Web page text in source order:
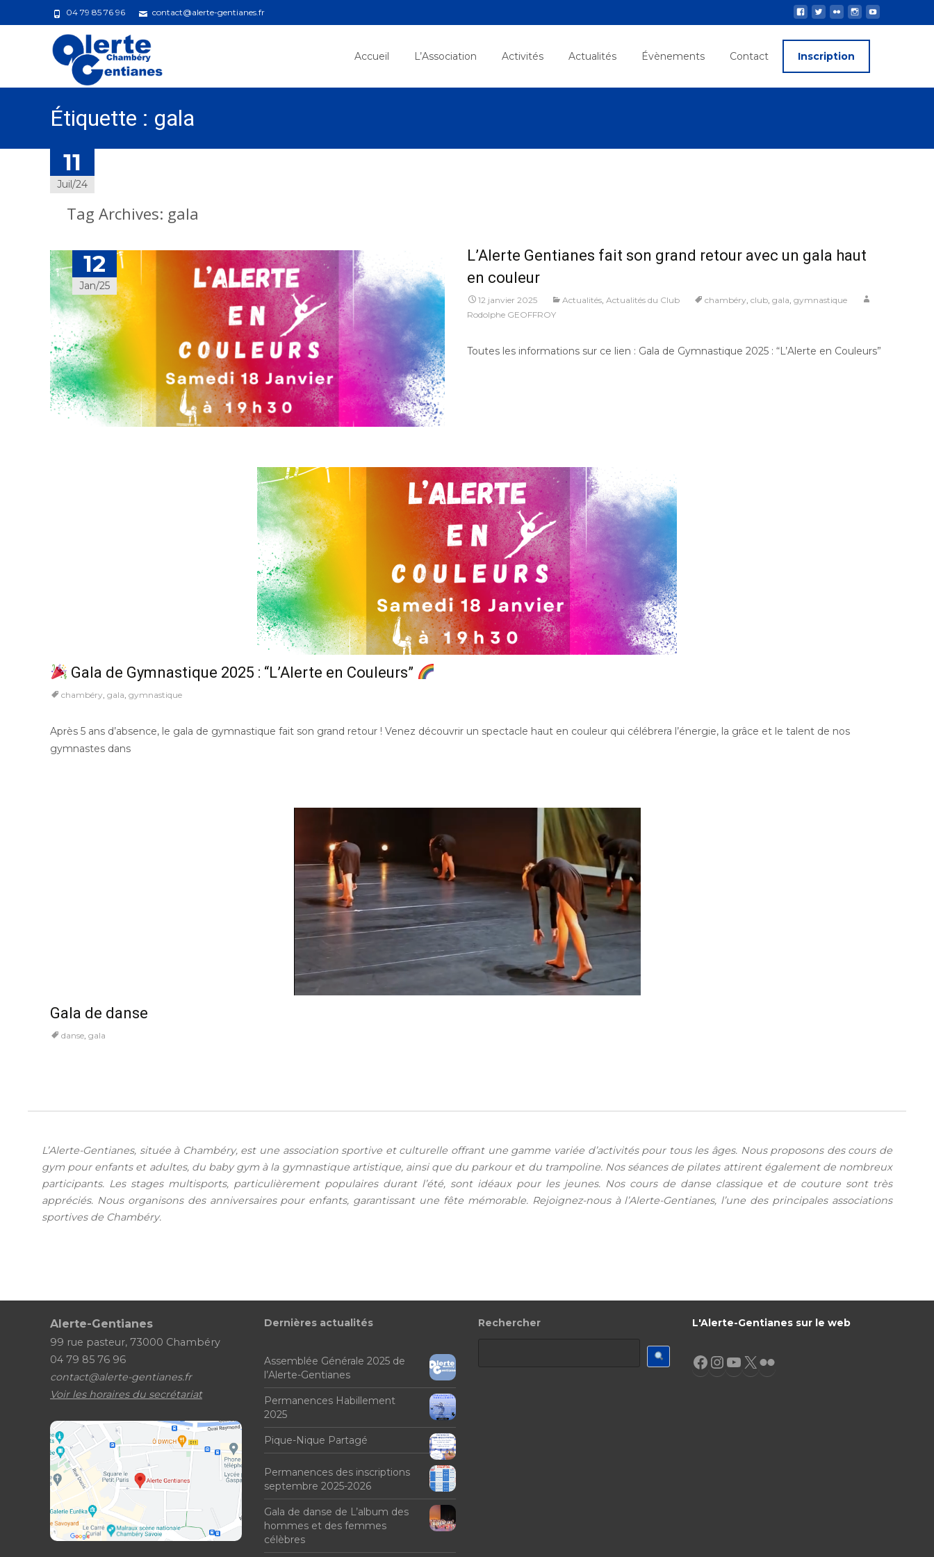
04 79 85 76 96 contact@alerte-gentianes.fr
Accueil L’Association Activités Actualités Évènements Contact Inscription
Étiquette : gala
Tag Archives: gala
12
Jan/25
L’Alerte Gentianes fait son grand retour avec un gala haut
en couleur
12 janvier 2025 Actualités, Actualités du Club chambéry, club, gala, gymnastique
Rodolphe GEOFFROY
Toutes les informations sur ce lien : Gala de Gymnastique 2025 : “L’Alerte en Couleurs”
12
Jan/25
Gala de Gymnastique 2025 : “L’Alerte en Couleurs”
chambéry gala gymnastique
Après 5 ans d’absence, le gala de gymnastique fait son grand retour ! Venez découvrir un spectacle haut en couleur qui célébrera l’énergie, la grâce et le talent de nos
gymnastes dans
11
Juil/24
Gala de danse
danse gala
L’Alerte-Gentianes, située à Chambéry, est une association sportive et culturelle offrant une gamme variée d’activités pour tous les âges. Nous proposons des cours de
gym pour enfants et adultes, du baby gym à la gymnastique artistique, ainsi que du parkour et du trampoline. Nos séances de pilates attirent également de nombreux
participants. Les stages multisports, particulièrement populaires durant l’été, sont idéaux pour les jeunes. Nos cours de danse classique et de couture sont très
appréciés. Nous organisons des anniversaires pour enfants, garantissant une fête mémorable. Rejoignez-nous à l’Alerte-Gentianes, l’une des principales associations
sportives de Chambéry.
Alerte-Gentianes
99 rue pasteur, 73000 Chambéry
04 79 85 76 96
contact@alerte-gentianes.fr
Voir les horaires du secrétariat
Dernières actualités
Assemblée Générale 2025 de
l’Alerte-Gentianes
Permanences Habillement
2025
Pique-Nique Partagé
Permanences des inscriptions
septembre 2025-2026
Gala de danse de L’album des
hommes et des femmes
célèbres
Rechercher L'Alerte-Gentianes sur le web
Facebook
Instagram
YouTube
X Flickr